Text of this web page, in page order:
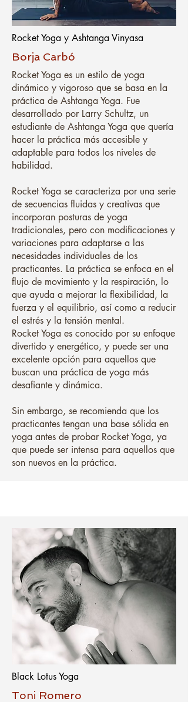
Rocket Yoga y Ashtanga Vinyasa
Borja Carbó
Rocket Yoga es un estilo de yoga
dinámico y vigoroso que se basa en la
práctica de Ashtanga Yoga. Fue
desarrollado por Larry Schultz, un
estudiante de Ashtanga Yoga que quería
hacer la práctica más accesible y
adaptable para todos los niveles de
habilidad.
Rocket Yoga se caracteriza por una serie
de secuencias fluidas y creativas que
incorporan posturas de yoga
tradicionales, pero con modificaciones y
variaciones para adaptarse a las
necesidades individuales de los
practicantes. La práctica se enfoca en el
flujo de movimiento y la respiración, lo
que ayuda a mejorar la flexibilidad, la
fuerza y el equilibrio, así como a reducir
el estrés y la tensión mental.
Rocket Yoga es conocido por su enfoque
divertido y energético, y puede ser una
excelente opción para aquellos que
buscan una práctica de yoga más
desafiante y dinámica.
Sin embargo, se recomienda que los
practicantes tengan una base sólida en
yoga antes de probar Rocket Yoga, ya
que puede ser intensa para aquellos que
son nuevos en la práctica.
Black Lotus Yoga
Toni Romero